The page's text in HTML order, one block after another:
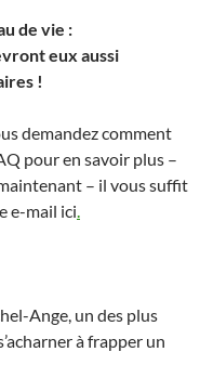
de vie :
eux aussi
!
demandez comment
pour en savoir plus –
– il vous suffit
e-mail ici.
Ange, un des plus
à frapper un